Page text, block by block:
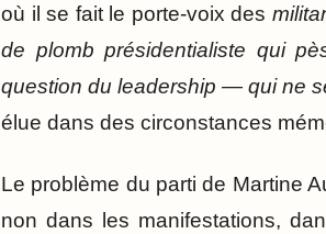
où il se fait le porte-voix des
de plomb présidentialiste qui
question du leadership — qui ne
élue dans des circonstances
Le problème du parti de Martine
non dans les manifestations,